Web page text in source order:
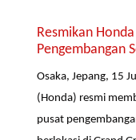
Resmikan
Pengembangan
Osaka, Jepang, 15
(Honda) resmi
pusat